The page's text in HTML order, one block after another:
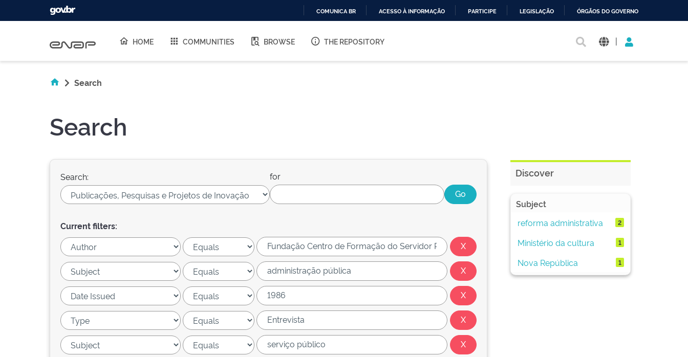
O
COMUNICA BR ACESSO À INFORMAÇÃO PARTICIPE LEGISLAÇÃO ÓRGÃOS DO GOVERNO
HOME COMMUNITIES BROWSE THE REPOSITORY |
Search
Search
Search: for
Current filters:
Discover
Subject
reforma administrativa
2
Ministério da cultura 1
Nova República 1